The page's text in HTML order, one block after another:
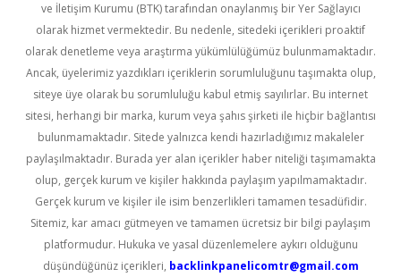
ve İletişim Kurumu (BTK) tarafından onaylanmış bir Yer Sağlayıcı
olarak hizmet vermektedir. Bu nedenle, sitedeki içerikleri proaktif
olarak denetleme veya araştırma yükümlülüğümüz bulunmamaktadır.
Ancak, üyelerimiz yazdıkları içeriklerin sorumluluğunu taşımakta olup,
siteye üye olarak bu sorumluluğu kabul etmiş sayılırlar. Bu internet
sitesi, herhangi bir marka, kurum veya şahıs şirketi ile hiçbir bağlantısı
bulunmamaktadır. Sitede yalnızca kendi hazırladığımız makaleler
paylaşılmaktadır. Burada yer alan içerikler haber niteliği taşımamakta
olup, gerçek kurum ve kişiler hakkında paylaşım yapılmamaktadır.
Gerçek kurum ve kişiler ile isim benzerlikleri tamamen tesadüfidir.
Sitemiz, kar amacı gütmeyen ve tamamen ücretsiz bir bilgi paylaşım
platformudur. Hukuka ve yasal düzenlemelere aykırı olduğunu
düşündüğünüz içerikleri, backlinkpanelicomtr@gmail.com